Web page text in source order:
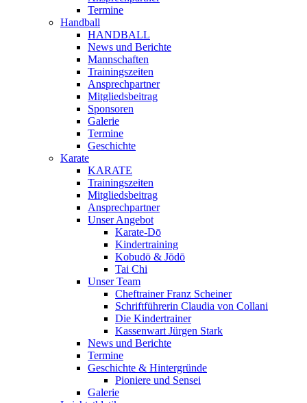
Termine
Handball
HANDBALL
News und Berichte
Mannschaften
Trainingszeiten
Ansprechpartner
Mitgliedsbeitrag
Sponsoren
Galerie
Termine
Geschichte
Karate
KARATE
Trainingszeiten
Mitgliedsbeitrag
Ansprechpartner
Unser Angebot
Karate-Dō
Kindertraining
Kobudō & Jōdō
Tai Chi
Unser Team
Cheftrainer Franz Scheiner
Schriftführerin Claudia von Collani
Die Kindertrainer
Kassenwart Jürgen Stark
News und Berichte
Termine
Geschichte & Hintergründe
Pioniere und Sensei
Galerie